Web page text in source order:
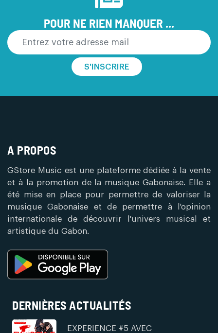
POUR NE RIEN MANQUER ...
S'INSCRIRE
A PROPOS
GStore Music est une plateforme dédiée à la vente
et à la promotion de la musique Gabonaise. Elle a
été mise en place pour permettre de valoriser la
musique Gabonaise et de permettre à l'opinion
internationale de découvrir l'univers musical et
artistique du Gabon.
DERNIÈRES ACTUALITÉS
EXPERIENCE #5 AVEC